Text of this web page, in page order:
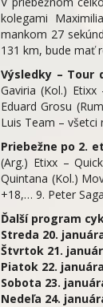
kolegami
mankom 27
131 km, bude mať
Výsledky – Tour
Gaviria (Kol.)
Eduard Grosu
Luis Team – všetci
Priebežne po 2.
(Arg.) Etixx –
Quintana (Kol.)
+18,… 9. Peter
Ďalší program
Streda 20.
Štvrtok 21.
Piatok 22.
Sobota 23.
Nedeľa 24.